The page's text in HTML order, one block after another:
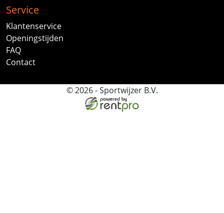
Service
Klantenservice
Openingstijden
FAQ
Contact
© 2026 - Sportwijzer B.V.